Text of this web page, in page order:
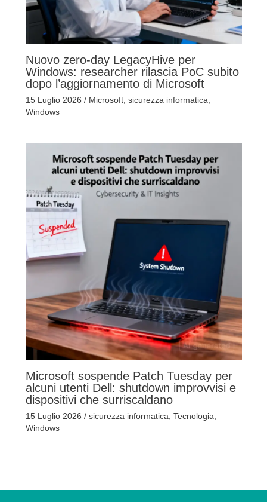
Nuovo zero-day LegacyHive per
Windows: researcher rilascia PoC subito
dopo l’aggiornamento di Microsoft
15 Luglio 2026 / Microsoft, sicurezza informatica
Windows
Microsoft sospende Patch Tuesday per
alcuni utenti Dell: shutdown improvvisi e
dispositivi che surriscaldano
15 Luglio 2026 / sicurezza informatica Tecnologia
Windows